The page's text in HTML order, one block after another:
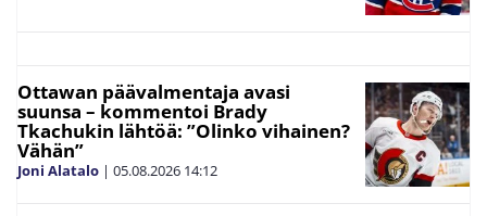
Ottawan päävalmentaja avasi
suunsa – kommentoi Brady
Tkachukin lähtöä: ”Olinko vihainen?
Vähän”
Joni Alatalo | 05.08.2026 14:12